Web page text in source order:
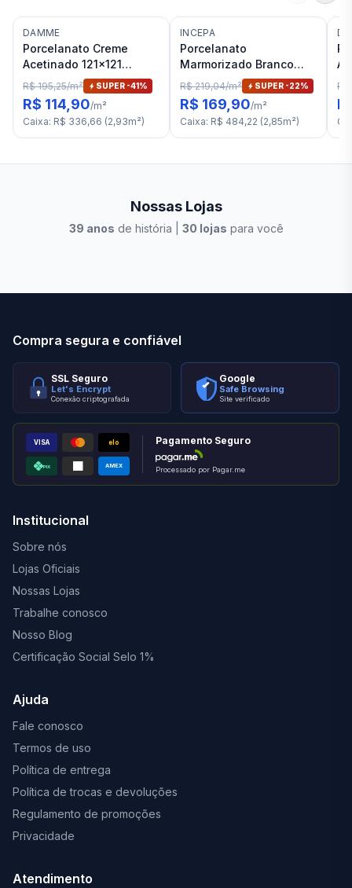
DAMME
Porcelanato Creme
Acetinado 121x121
Damme Savanah RET "A"
R$ 195,25/m² SUPER -41%
R$ 114,90/m²
Caixa: R$ 336,66 (2,93m²)
INCEPA
Porcelanato
Marmorizado Branco
Acetinado 120x120
Incepa Calacatta Oro
RET "A"
R$ 219,04/m² SUPER -22%
R$ 169,90/m²
Caixa: R$ 484,22 (2,85m²)
R$
Nossas Lojas
39 anos de história | 30 lojas para você
Compra segura e confiável
SSL Seguro
Let's Encrypt
Conexão criptografada
Google
Safe Browsing
Site verificado
VISA elo
PIX AMEX
Pagamento Seguro
Processado por Pagar.me
Institucional
Sobre nós
Lojas Oficiais
Nossas Lojas
Trabalhe conosco
Nosso Blog
Certificação Social Selo 1%
Ajuda
Fale conosco
Termos de uso
Política de entrega
Política de trocas e devoluções
Regulamento de promoções
Privacidade
Atendimento